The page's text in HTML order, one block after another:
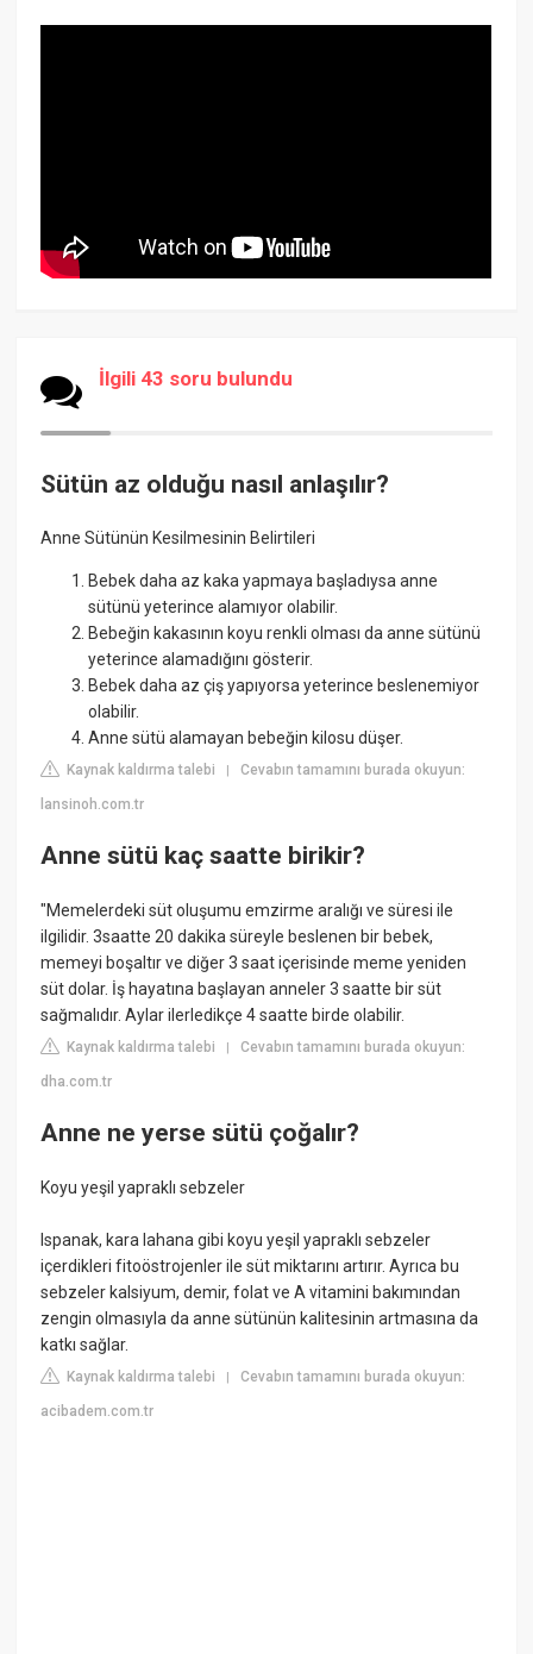
İlgili 43 soru bulundu
Sütün az olduğu nasıl anlaşılır?
Anne Sütünün Kesilmesinin Belirtileri
Bebek daha az kaka yapmaya başladıysa anne
sütünü yeterince alamıyor olabilir.
Bebeğin kakasının koyu renkli olması da anne sütünü
yeterince alamadığını gösterir.
Bebek daha az çiş yapıyorsa yeterince beslenemiyor
olabilir.
Anne sütü alamayan bebeğin kilosu düşer.
Kaynak kaldırma talebi |Cevabın tamamını burada okuyun:
lansinoh.com.tr
Anne sütü kaç saatte birikir?
"Memelerdeki süt oluşumu emzirme aralığı ve süresi ile
ilgilidir. 3saatte 20 dakika süreyle beslenen bir bebek,
memeyi boşaltır ve diğer 3 saat içerisinde meme yeniden
süt dolar. İş hayatına başlayan anneler 3 saatte bir süt
sağmalıdır. Aylar ilerledikçe 4 saatte birde olabilir.
Kaynak kaldırma talebi |Cevabın tamamını burada okuyun:
dha.com.tr
Anne ne yerse sütü çoğalır?
Koyu yeşil yapraklı sebzeler
Ispanak, kara lahana gibi koyu yeşil yapraklı sebzeler
içerdikleri fitoöstrojenler ile süt miktarını artırır. Ayrıca bu
sebzeler kalsiyum, demir, folat ve A vitamini bakımından
zengin olmasıyla da anne sütünün kalitesinin artmasına da
katkı sağlar.
Kaynak kaldırma talebi |Cevabın tamamını burada okuyun:
acibadem.com.tr